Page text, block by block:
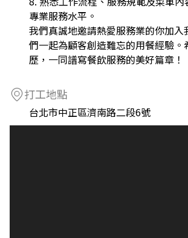
專業服務水平。
我們真誠地邀請熱愛服務業的你加入
們一起為顧客創造難忘的用餐經驗。
歷，一同譜寫餐飲服務的美好篇章！
打工地點
台北市中正區濟南路二段6號